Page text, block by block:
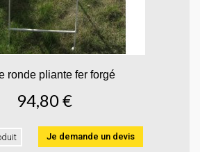
ronde pliante fer forgé
94,80 €
Je demande un devis